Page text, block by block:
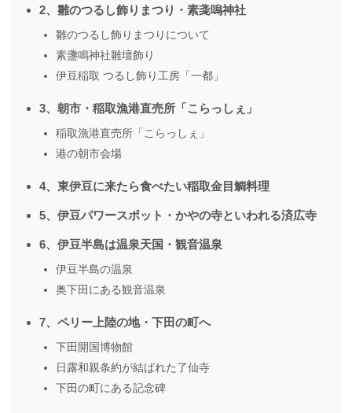
2、雛のつるし飾りまつり・素戔嗚神社
雛のつるし飾りまつりについて
素盞鳴神社雛壇飾り
伊豆稲取 つるし飾り工房「一都」
3、朝市・稲取漁港直売所「こらっしぇ」
稲取漁港直売所「こらっしぇ」
港の朝市会場
4、東伊豆に来たら食べたい稲取金目鯛料理
5、伊豆パワースポット・かやの寺といわれる済広寺
6、伊豆半島は温泉天国・観音温泉
伊豆半島の温泉
奥下田にある観音温泉
7、ペリー上陸の地・下田の町へ
下田開国博物館
日露和親条約が結ばれた了仙寺
下田の町にある記念碑